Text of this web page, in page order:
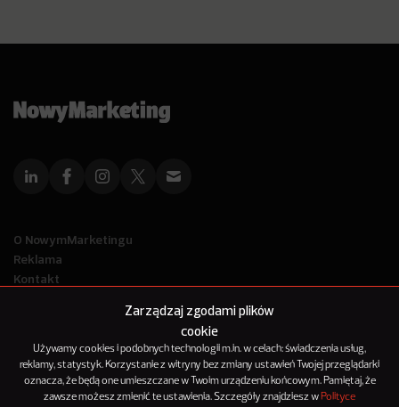
Zarządzaj zgodami plików
cookie
Używamy cookies i podobnych technologii m.in. w celach: świadczenia usług,
reklamy, statystyk. Korzystanie z witryny bez zmiany ustawień Twojej przeglądarki
oznacza, że będą one umieszczane w Twoim urządzeniu końcowym. Pamiętaj, że
zawsze możesz zmienić te ustawienia. Szczegóły znajdziesz w Polityce
O NowymMarketingu
Reklama
Kontakt
© 2012-2025